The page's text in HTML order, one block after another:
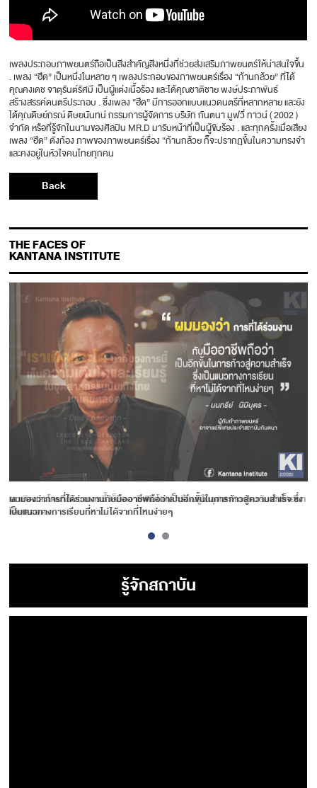
เพลงประกอบภาพยนตร์ถือเป็นสิ่งสำคัญสิ่งหนึ่งที่ช่วยส่งเสริมภาพยนตร์ให้น่าสนใจขึ้น
. เพลง “ฮึด” เป็นหนึ่งในหลาย ๆ เพลงประกอบของภาพยนตร์เรื่อง “ก้านกล้วย” ที่ได้
คุณคงเดช จาตุรันต์รัศมี เป็นผู้แต่งเนื้อร้อง และได้คุณชาติชาย พงษ์ประภาพันธ์
สร้างสรรค์ดนตรีประกอบ . ซึ่งเพลง “ฮึด” มีการออกแบบแนวดนตรีที่หลากหลาย และยัง
ได้คุณดิษย์กรณ์ ดิษยนันทน์ กรรมการผู้จัดการ บริษัท กันตนา มูฟวี่ ทาวน์ ( 2002 )
จำกัด หรือที่รู้จักในนามของศิลปิน MR.D มารับหน้าที่เป็นผู้ขับร้อง . และทุกครั้งเมื่อเสียง
เพลง “ฮึด” ดังก้อง ภาพของภาพยนตร์เรื่อง “ก้านกล้วย ก็จะปรากฏขึ้นในความทรงจำ
และคงอยู่ในหัวใจคนไทยทุกคน
Back
THE FACES OF
KANTANA INSTITUTE
ผมมองว่าการที่ได้ร่วมงานกับมืออาชีพถือว่าเป็นอีกขั้นในการก้าวสู้ความสำเร็จ ซึ่ง
เป็นแนวทางการเรียนที่หาไม่ได้จากที่ไหนง่ายๆ
รู้จักสถาบัน